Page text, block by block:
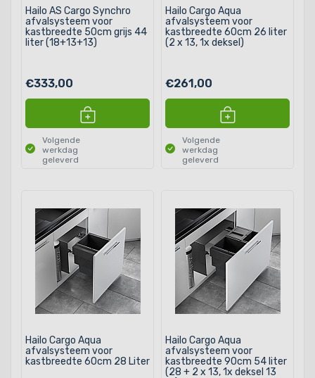
Hailo AS Cargo Synchro
afvalsysteem voor
kastbreedte 50cm grijs 44
liter (18+13+13)
€333,00
Volgende
werkdag
geleverd
Hailo Cargo Aqua
afvalsysteem voor
kastbreedte 60cm 26 liter
(2 x 13, 1x deksel)
€261,00
Volgende
werkdag
geleverd
Hailo Cargo Aqua
afvalsysteem voor
kastbreedte 60cm 28 Liter
Hailo Cargo Aqua
afvalsysteem voor
kastbreedte 90cm 54 liter
(28 + 2 x 13, 1x deksel 13